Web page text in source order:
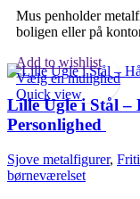
Mus penholder
boligen eller på
Add to wishlist
Vælg en mulighed
Quick view
Lille Ugle i Stål –
Personlighed
Sjove metalfigurer,
børneværelset